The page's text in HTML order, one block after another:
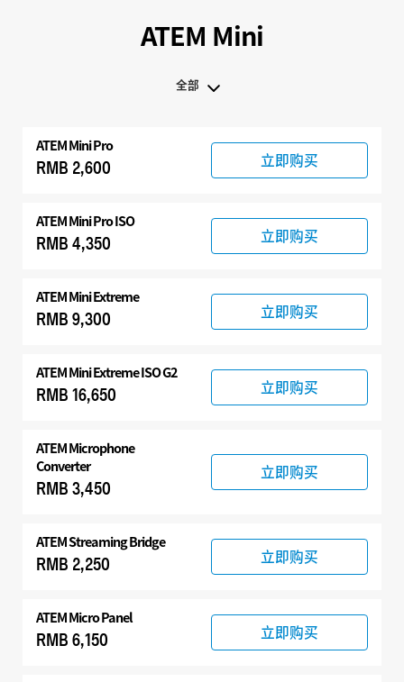
ATEM Mini
全部
ATEM Mini Pro
RMB 2,600 立即购买
ATEM Mini Pro ISO
RMB 4,350 立即购买
ATEM Mini Extreme
RMB 9,300 立即购买
ATEM Mini Extreme ISO G2
RMB 16,650 立即购买
ATEM Microphone
Converter
RMB 3,450
立即购买
ATEM Streaming Bridge
RMB 2,250 立即购买
ATEM Micro Panel
RMB 6,150 立即购买